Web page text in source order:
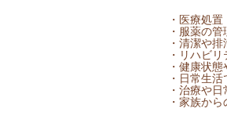
・医療処置
・服薬の管
・清潔や
・リハビ
・健康状
・日常生
・治療や
・家族か